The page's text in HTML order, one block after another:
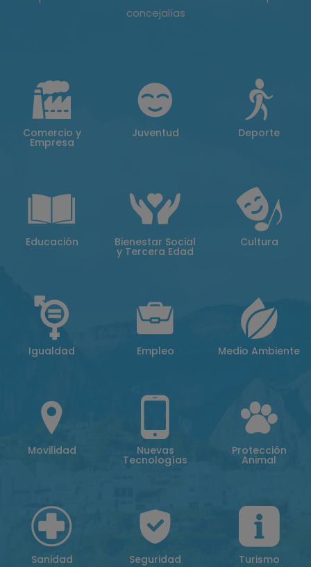
concejalías
Comercio y
Empresa
Juventud Deporte
Educación Bienestar Social
y Tercera Edad
Cultura
Igualdad Empleo Medio Ambiente
Movilidad Nuevas
Tecnologías
Protección
Animal
Sanidad Seguridad Turismo